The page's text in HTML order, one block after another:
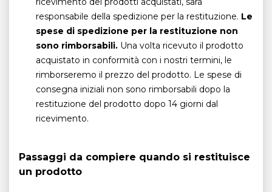
responsabile della spedizione per la restituzione. Le
spese di spedizione per la restituzione non
sono rimborsabili. Una volta ricevuto il prodotto
acquistato in conformità con i nostri termini, le
rimborseremo il prezzo del prodotto. Le spese di
consegna iniziali non sono rimborsabili dopo la
restituzione del prodotto dopo 14 giorni dal
ricevimento.
Passaggi da compiere quando si restituisce
un prodotto